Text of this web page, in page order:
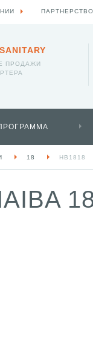
ПРОДАЖИ
18 HB1818
ПАРТНЕРСТВО